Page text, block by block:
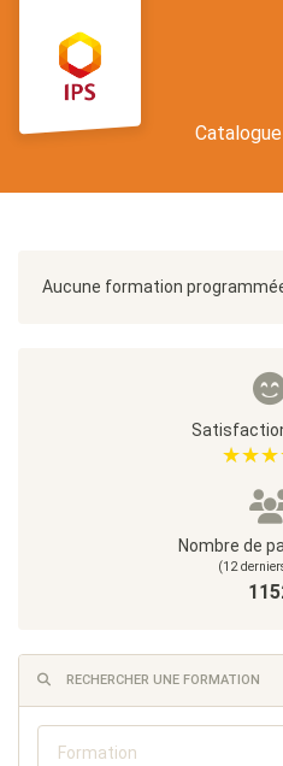
Calendrier
Aucune formation
Nombre de
(12
RECHERCHER UNE FORMATION